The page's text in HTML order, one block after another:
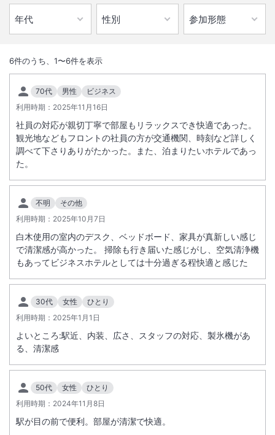
ビジネス、観光に便利ＪＲ倉吉駅徒歩１分。空港リムジンバス・高速バ
ス・路線バスのバスターミナルが真正面。鳥取県中部最大客室数を誇り
ます。
総客室数104
INチェックイン
15:00/ OUT チェックアウト
10:00
駅徒歩5分 駐車場あり
施設からのお知らせ
・エレベータ横のお部屋になる場合があります。
・夕食手配の場合宴会場のお部屋に空きがない場合がありますので、施
設にご確認ください。
冬期：院庄→人形峠→倉吉と湯原→関金→倉吉はタイヤチェーンは必須
※現地支払いでお申込されたお客様は現金のみでのお支払いとなりま
す。
6件のうち、 1〜6件を表示
70代 男性
ビジネス
利用時期： 2025年11月16日
社員の対応が親切丁寧で部屋もリラックスでき快適であった。
観光地などもフロントの社員の方が交通機関、時刻など詳しく
調べて下さりありがたかった。また、泊まりたいホテルであっ
た。
不明
その他
利用時期： 2025年10月7日
白木使用の室内のデスク、ベッドボード、家具が真新しい感じ
で清潔感が高かった。 掃除も行き届いた感じがし、空気清浄機
もあってビジネスホテルとしては十分過ぎる程快適と感じた
30代 女性
ひとり
利用時期： 2025年1月1日
よいところ:駅近、内装、広さ、スタッフの対応、製氷機があ
る、清潔感
50代 女性
ひとり
利用時期： 2024年11月8日
駅が目の前で便利。部屋が清潔で快適。